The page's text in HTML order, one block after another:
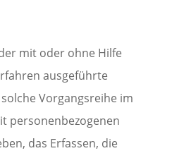
mit oder ohne Hilfe
ausgeführte
Vorgangsreihe im
personenbezogenen
das Erfassen, die